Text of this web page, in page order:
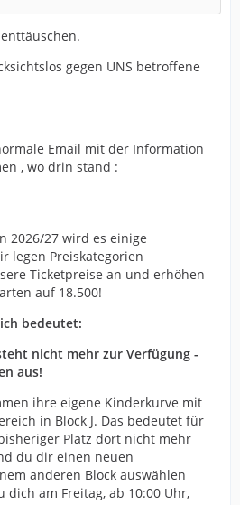
gegen UNS betroffene
Email mit der Information
, wo drin stand :
2026/27 wird es einige
legen Preiskategorien
Ticketpreise an und erhöhen
auf 18.500!
bedeutet:
nicht mehr zur Verfügung -
aus!
ihre eigene Kinderkurve mit
in Block J. Das bedeutet für
Platz dort nicht mehr
du dir einen neuen
anderen Block auswählen
dich am Freitag, ab 10:00 Uhr,